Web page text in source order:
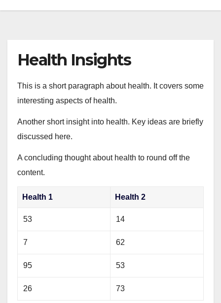
Health Insights
This is a short paragraph about health. It covers some
interesting aspects of health.
Another short insight into health. Key ideas are briefly
discussed here.
A concluding thought about health to round off the
content.
Health 1 Health 2
53 14
7 62
95 53
26 73